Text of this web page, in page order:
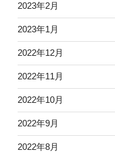
2023年2月
2023年1月
2022年12月
2022年11月
2022年10月
2022年9月
2022年8月